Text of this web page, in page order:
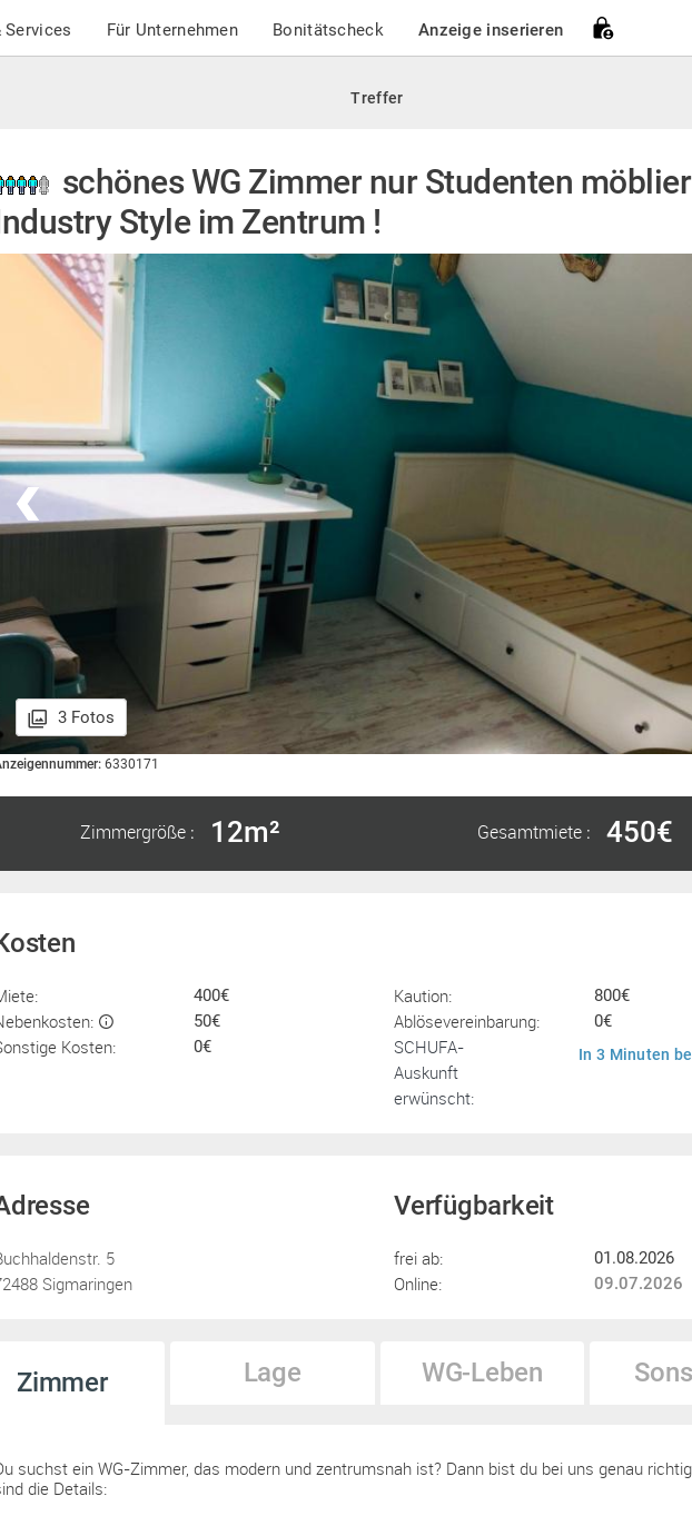
Services Für Unternehmen Bonitätscheck Anzeige inserieren
Treffer
schönes WG Zimmer nur Studenten
Style im Zentrum !
3 Fotos
6330171
Zimmergröße : 12m² Gesamtmiete : 450€
400€
50€
Kosten: 0€
Kaution: 800€
Ablösevereinbarung: 0€
SCHUFA-
Auskunft
erwünscht:
In 3 Minuten
5
Sigmaringen
Verfügbarkeit
frei ab: 01.08.2026
Online: 09.07.2026
Zimmer Lage WG-Leben
suchst ein WG-Zimmer, das modern und zentrumsnah ist? Dann bist du bei uns genau
die Details: